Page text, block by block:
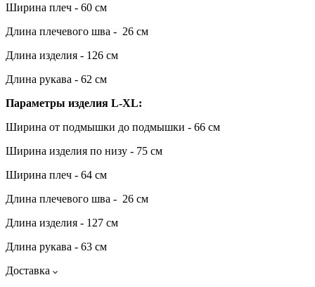
Ширина плеч - 60 см
Длина плечевого шва - 26 см
Длина изделия - 126 см
Длина рукава - 62 см
Параметры изделия L-XL:
Ширина от подмышки до подмышки - 66 см
Ширина изделия по низу - 75 см
Ширина плеч - 64 см
Длина плечевого шва - 26 см
Длина изделия - 127 см
Длина рукава - 63 см
Доставка